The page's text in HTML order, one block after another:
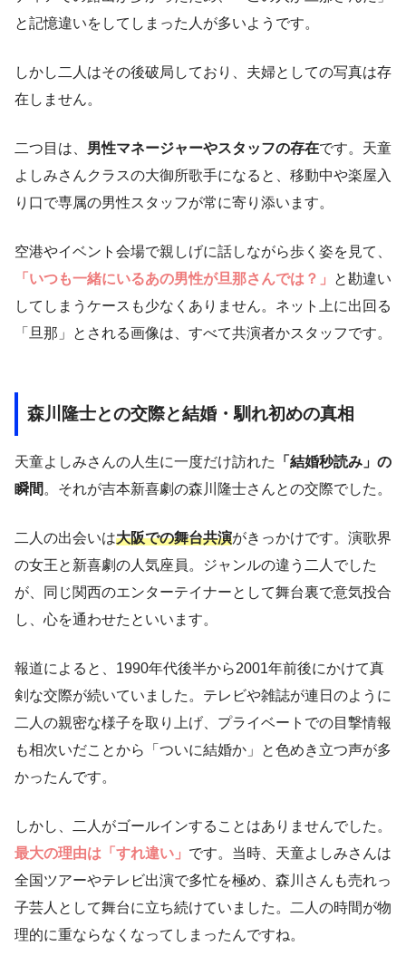
と記憶違いをしてしまった人が多いようです。
しかし二人はその後破局しており、夫婦としての写真は存
在しません。
二つ目は、 男性マネージャーやスタッフの存在です。天童
よしみさんクラスの大御所歌手になると、移動中や楽屋入
り口で専属の男性スタッフが常に寄り添います。
空港やイベント会場で親しげに話しながら歩く姿を見て、
「いつも一緒にいるあの男性が旦那さんでは？」
と勘違い
してしまうケースも少なくありません。ネット上に出回る
「旦那」とされる画像は、すべて共演者かスタッフです。
森川隆士との交際と結婚・馴れ初めの真相
天童よしみさんの人生に一度だけ訪れた
「結婚秒読み」の
瞬間 。それが吉本新喜劇の森川隆士さんとの交際でした。
二人の出会いは大阪での舞台共演がきっかけです。演歌界
の女王と新喜劇の人気座員。ジャンルの違う二人でした
が、同じ関西のエンターテイナーとして舞台裏で意気投合
し、心を通わせたといいます。
報道によると、1990年代後半から2001年前後にかけて真
剣な交際が続いていました。テレビや雑誌が連日のように
二人の親密な様子を取り上げ、プライベートでの目撃情報
も相次いだことから「ついに結婚か」と色めき立つ声が多
かったんです。
しかし、二人がゴールインすることはありませんでした。
最大の理由は「すれ違い」 です。当時、天童よしみさんは
全国ツアーやテレビ出演で多忙を極め、森川さんも売れっ
子芸人として舞台に立ち続けていました。二人の時間が物
理的に重ならなくなってしまったんですね。